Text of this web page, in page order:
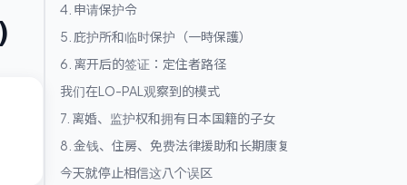
4. 申请保护令
5. 庇护所和临时保护（一時保護）
6. 离开后的签证：定住者路径
我们在LO-PAL观察到的模式
7. 离婚、监护权和拥有日本国籍的子女
8. 金钱、住房、免费法律援助和长期康复
今天就停止相信这八个误区